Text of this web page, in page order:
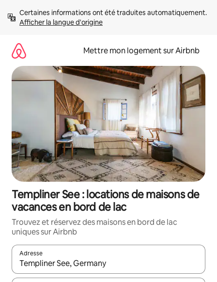
directement
Afficher la langue d'origine
Mettre mon logement sur Airbnb
Templiner See : locations de maisons de
vacances en bord de lac
Trouvez et réservez des maisons en bord de lac
uniques sur Airbnb
Adresse
Lorsque les résultats s'affichent, utilisez les flèches vers le